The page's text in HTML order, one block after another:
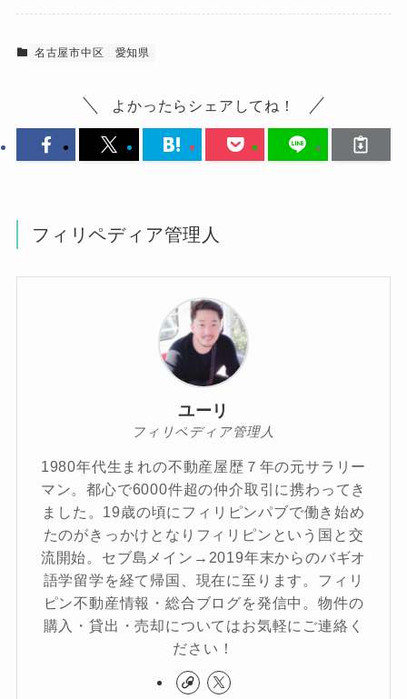
名古屋市中区 愛知県
よかったらシェアしてね！
フィリペディア管理人
ユーリ
フィリペディア管理人
1980年代生まれの不動産屋歴７年の元サラリー
マン。都心で6000件超の仲介取引に携わってき
ました。19歳の頃にフィリピンパブで働き始め
たのがきっかけとなりフィリピンという国と交
流開始。セブ島メイン→2019年末からのバギオ
語学留学を経て帰国、現在に至ります。フィリ
ピン不動産情報・総合ブログを発信中。物件の
購入・貸出・売却についてはお気軽にご連絡く
ださい！